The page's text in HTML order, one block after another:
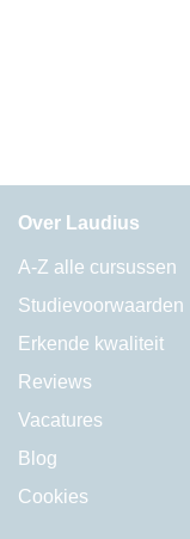
Over Laudius
A-Z alle cursussen
Studievoorwaarden
Erkende kwaliteit
Reviews
Vacatures
Blog
Cookies